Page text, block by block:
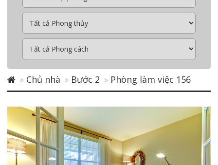
Chủ nhà Bước 2 Phòng làm việc 156